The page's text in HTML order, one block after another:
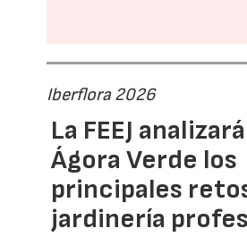
Iberflora 2026
La FEEJ
Ágora Verde los
principales
jardinería